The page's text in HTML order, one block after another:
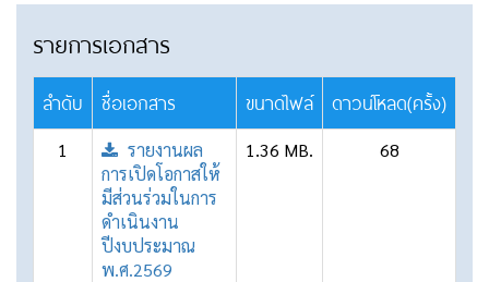
รายการเอกสาร
ลำดับ ชื่อเอกสาร ขนาดไฟล์ ดาวน์โหลด(ครั้ง)
1
รายงานผล
การเปิดโอกาสให้
มีส่วนร่วมในการ
ดำเนินงาน
ปีงบประมาณ
พ.ศ.2569
1.36 MB. 68